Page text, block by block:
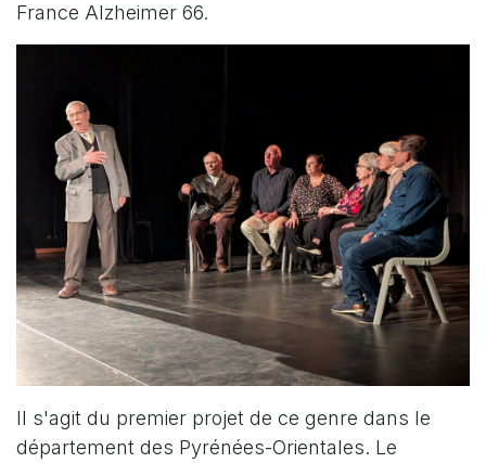
France Alzheimer 66.
Il s'agit du premier projet de ce genre dans le
département des Pyrénées-Orientales. Le